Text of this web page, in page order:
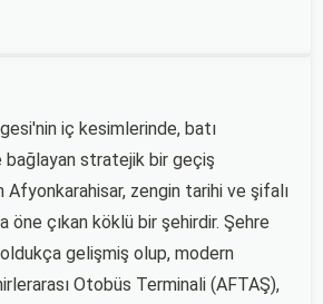
iç kesimlerinde, batı
bağlayan stratejik bir geçiş
Afyonkarahisar, zengin tarihi ve şifalı
öne çıkan köklü bir şehirdir. Şehre
gelişmiş olup, modern
Otobüs Terminali (AFTAŞ),